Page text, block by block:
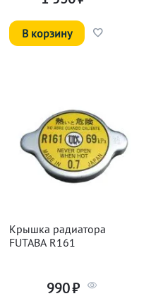
В корзину
Крышка радиатора
FUTABA R161
990₽